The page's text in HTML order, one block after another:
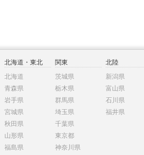
北海道・東北
北海道
青森県
岩手県
宮城県
秋田県
山形県
福島県
関東
茨城県
栃木県
群馬県
埼玉県
千葉県
東京都
神奈川県
北陸
新潟県
富山県
石川県
福井県